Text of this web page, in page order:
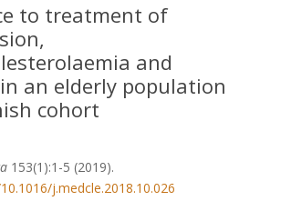
to treatment of
and
an elderly population
cohort
153(1):1-5 (2019).
j.medcle.2018.10.026